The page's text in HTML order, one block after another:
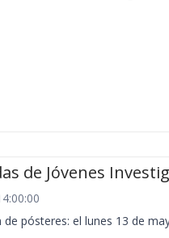
de Jóvenes
de pósteres: el lunes 13 de